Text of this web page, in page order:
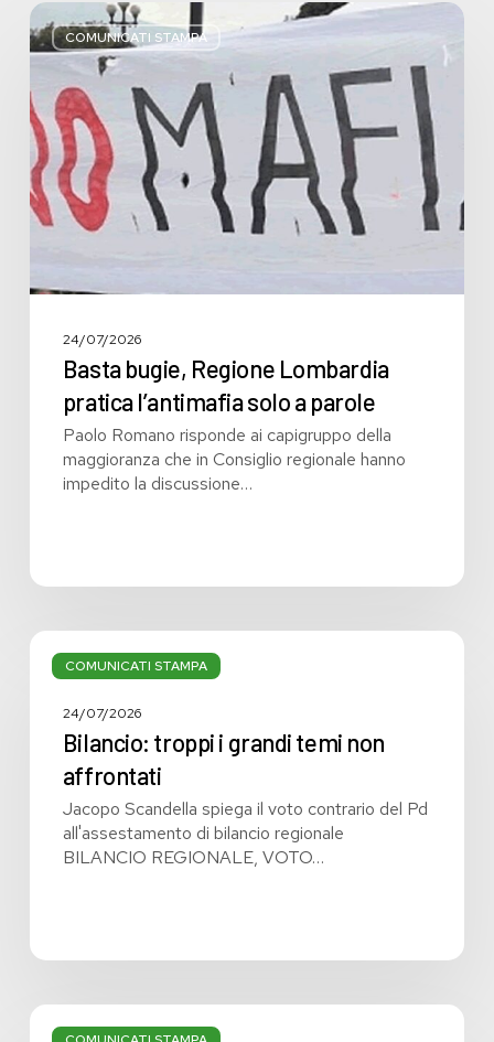
COMUNICATI STAMPA
Basta
bugie,
Regione
Lombardia
pratica
l’antimafia
solo
a
parole
24/07/2026
Basta bugie, Regione Lombardia
pratica l’antimafia solo a parole
Paolo Romano risponde ai capigruppo della
maggioranza che in Consiglio regionale hanno
impedito la discussione…
COMUNICATI STAMPA
Bilancio:
troppi
grandi
affrontati
24/07/2026
Bilancio: troppi i grandi temi non
affrontati
Jacopo Scandella spiega il voto contrario del Pd
all'assestamento di bilancio regionale
BILANCIO REGIONALE, VOTO…
Bilancio